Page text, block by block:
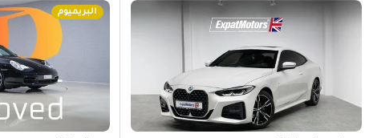
البريميوم